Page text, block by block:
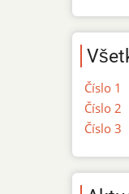
Číslo 1
Číslo 2
Číslo 3